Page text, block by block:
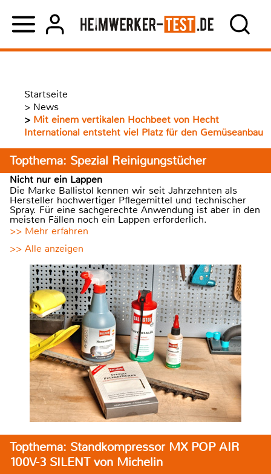
Startseite
> News
> Mit einem vertikalen Hochbeet von Hecht
International entsteht viel Platz für den Gemüseanbau
Topthema: Spezial Reinigungstücher
Nicht nur ein Lappen
Die Marke Ballistol kennen wir seit Jahrzehnten als
Hersteller hochwertiger Pflegemittel und technischer
Spray. Für eine sachgerechte Anwendung ist aber in den
meisten Fällen noch ein Lappen erforderlich.
>> Mehr erfahren
>> Alle anzeigen
Topthema: Standkompressor MX POP AIR
100V-3 SILENT von Michelin